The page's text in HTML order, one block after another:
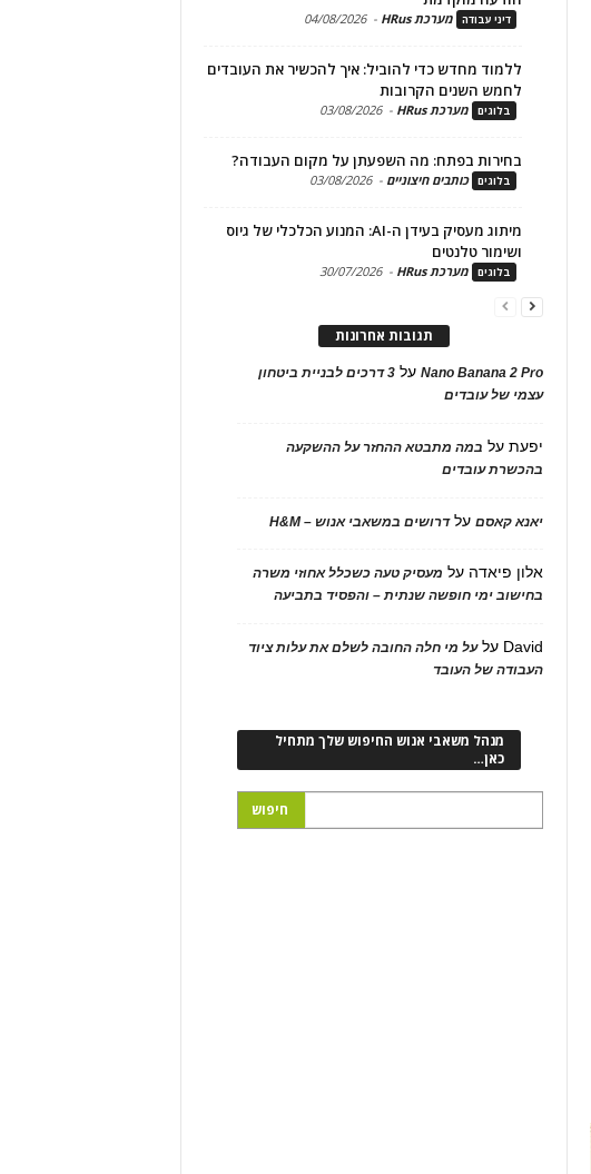
דיני עבודה מערכת HRus -
04/08/2026
ללמוד מחדש כדי להוביל: איך להכשיר את העובדים
לחמש השנים הקרובות
בלוגים מערכת HRus -
03/08/2026
בחירות בפתח: מה השפעתן על מקום העבודה?
בלוגים כותבים חיצוניים -
03/08/2026
מיתוג מעסיק בעידן ה-AI: המנוע הכלכלי של גיוס
ושימור טלנטים
בלוגים מערכת HRus -
30/07/2026
תגובות אחרונות
Nano Banana 2 Proעל 3 דרכים לבניית ביטחון
עצמי של עובדים
יפעתעל במה מתבטא ההחזר על ההשקעה
בהכשרת עובדים
יאנא קאסםעלדרושים במשאבי אנוש – H&M
אלון פיאדה על מעסיק טעה כשכלל אחוזי משרה
בחישוב ימי חופשה שנתית – והפסיד בתביעה
David עלעל מי חלה החובה לשלם את עלות ציוד
העבודה של העובד
מנהל משאבי אנוש החיפוש שלך מתחיל
כאן…